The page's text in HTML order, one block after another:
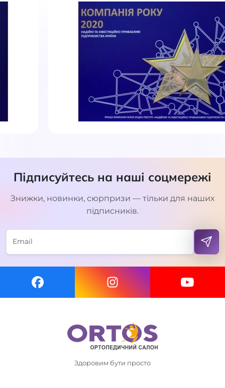
Підписуйтесь на наші соцмережі
Знижки, новинки, сюрпризи — тільки для наших
підписників.
Здоровим бути просто